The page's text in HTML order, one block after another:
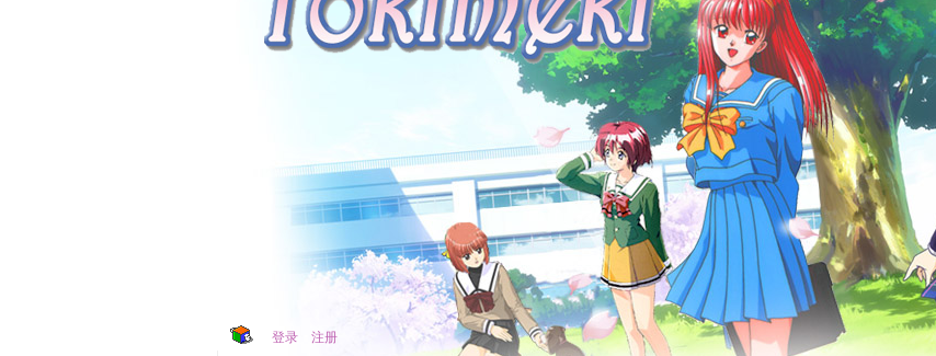
登录 注册